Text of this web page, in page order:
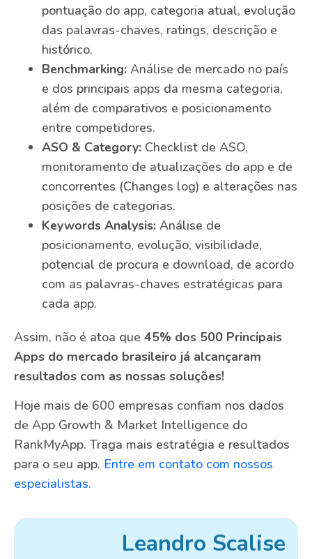
pontuação do app, categoria atual, evolução
das palavras-chaves, ratings, descrição e
histórico.
Benchmarking: Análise de mercado no país
e dos principais apps da mesma categoria,
além de comparativos e posicionamento
entre competidores.
ASO & Category: Checklist de ASO,
monitoramento de atualizações do app e de
concorrentes (Changes log) e alterações nas
posições de categorias.
Keywords Analysis: Análise de
posicionamento, evolução, visibilidade,
potencial de procura e download, de acordo
com as palavras-chaves estratégicas para
cada app.
Assim, não é atoa que 45% dos 500 Principais
Apps do mercado brasileiro já alcançaram
resultados com as nossas soluções!
Hoje mais de 600 empresas confiam nos dados
de App Growth & Market Intelligence do
RankMyApp. Traga mais estratégia e resultados
para o seu app. Entre em contato com nossos
especialistas.
Leandro Scalise